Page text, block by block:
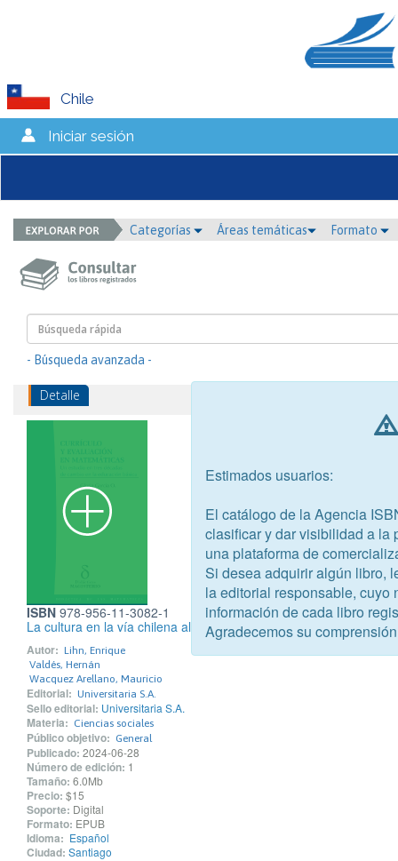
Chile
Iniciar sesión
Categorías Áreas temáticas Formato
- Búsqueda avanzada -
Detalle
ISBN 978-956-11-3082-1
La cultura en la vía chilena al socialismo
Autor: Lihn, Enrique
Valdés, Hernán
Wacquez Arellano, Mauricio
Editorial: Universitaria S.A.
Sello editorial: Universitaria S.A.
Materia: Ciencias sociales
Público objetivo: General
Publicado: 2024-06-28
Número de edición: 1
Tamaño: 6.0Mb
Precio: $15
Soporte: Digital
Formato: EPUB
Idioma: Español
Ciudad: Santiago
Estimados usuarios:
El catálogo de la Agencia
clasificar y dar visibilidad a la
una plataforma de
Si desea adquirir algún libro,
la editorial responsable, cuyo
información de cada libro
Agradecemos su